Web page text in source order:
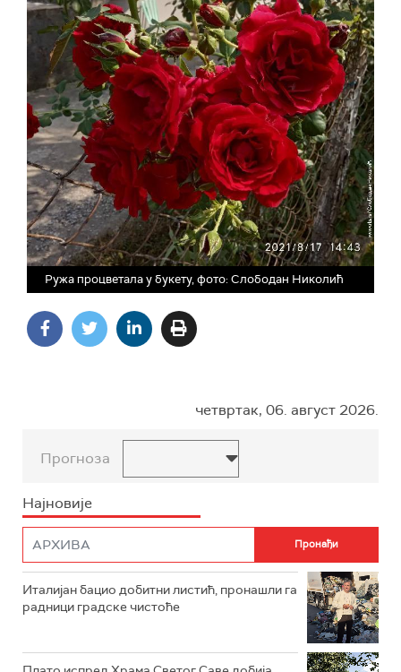
Ружа процветала у букету, фото: Слободан Николић
четвртак, 06. август 2026.
Прогноза
Најновије
Италијан бацио добитни листић, пронашли га
радници градске чистоће